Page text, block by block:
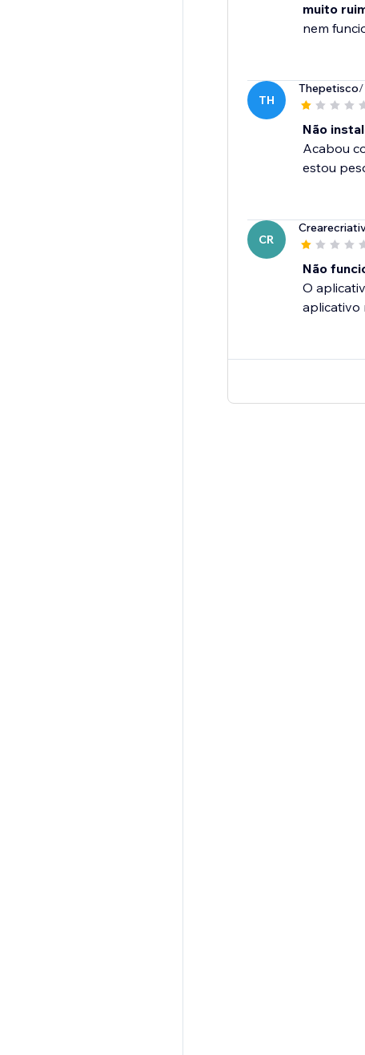
muito
nem
TH
Thepetisco/
Não
Acabou
estou
CR
Não
O
aplicativo